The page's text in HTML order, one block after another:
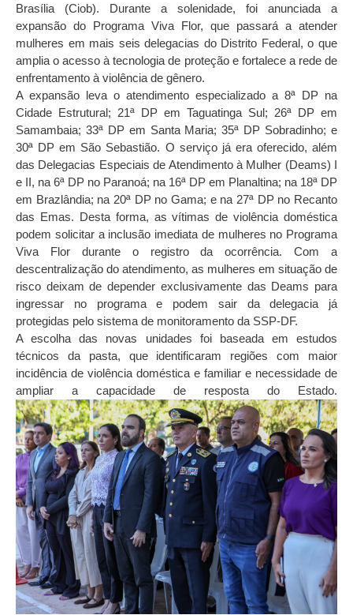
Brasília (Ciob). Durante a solenidade, foi anunciada a
expansão do Programa Viva Flor, que passará a atender
mulheres em mais seis delegacias do Distrito Federal, o que
amplia o acesso à tecnologia de proteção e fortalece a rede de
enfrentamento à violência de gênero.
A expansão leva o atendimento especializado a 8ª DP na
Cidade Estrutural; 21ª DP em Taguatinga Sul; 26ª DP em
Samambaia; 33ª DP em Santa Maria; 35ª DP Sobradinho; e
30ª DP em São Sebastião. O serviço já era oferecido, além
das Delegacias Especiais de Atendimento à Mulher (Deams) I
e II, na 6ª DP no Paranoá; na 16ª DP em Planaltina; na 18ª DP
em Brazlândia; na 20ª DP no Gama; e na 27ª DP no Recanto
das Emas. Desta forma, as vítimas de violência doméstica
podem solicitar a inclusão imediata de mulheres no Programa
Viva Flor durante o registro da ocorrência. Com a
descentralização do atendimento, as mulheres em situação de
risco deixam de depender exclusivamente das Deams para
ingressar no programa e podem sair da delegacia já
protegidas pelo sistema de monitoramento da SSP-DF.
A escolha das novas unidades foi baseada em estudos
técnicos da pasta, que identificaram regiões com maior
incidência de violência doméstica e familiar e necessidade de
ampliar a capacidade de resposta do Estado.